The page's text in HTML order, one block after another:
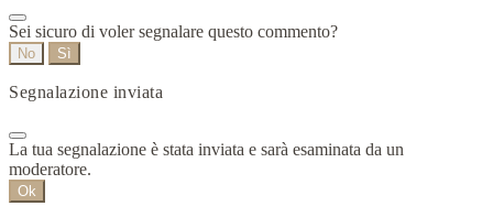
Sei sicuro di voler segnalare questo commento?
No Sì
Segnalazione inviata
La tua segnalazione è stata inviata e sarà esaminata da un
moderatore.
Ok